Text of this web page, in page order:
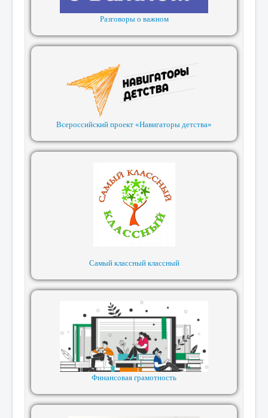
Разговоры о важном
Всероссийский проект «Навигаторы детства»
Самый классный классный
Финансовая грамотность